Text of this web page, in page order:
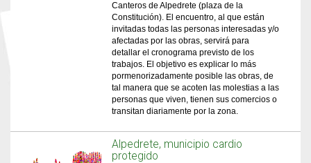
Canteros de Alpedrete (plaza de la
Constitución). El encuentro, al que están
invitadas todas las personas interesadas y/o
afectadas por las obras, servirá para
detallar el cronograma previsto de los
trabajos. El objetivo es explicar lo más
pormenorizadamente posible las obras, de
tal manera que se acoten las molestias a las
personas que viven, tienen sus comercios o
transitan diariamente por la zona.
Alpedrete, municipio cardio
protegido